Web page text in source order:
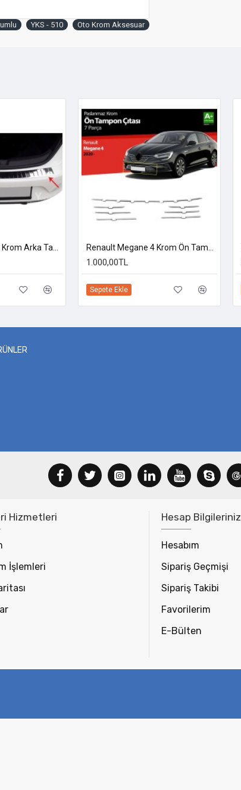
YKS - 510 Oto Krom Aksesuar
1.000,00TL
Sepete Ekle
Hizmetleri
İşlemleri
Hesap Bilgileriniz
Hesabım
Sipariş Geçmişi
Sipariş Takibi
Favorilerim
E-Bülten